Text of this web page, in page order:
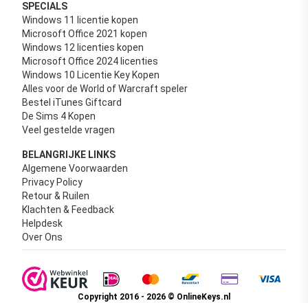
SPECIALS
Windows 11 licentie kopen
Microsoft Office 2021 kopen
Windows 12 licenties kopen
Microsoft Office 2024 licenties
Windows 10 Licentie Key Kopen
Alles voor de World of Warcraft speler
Bestel iTunes Giftcard
De Sims 4 Kopen
Veel gestelde vragen
BELANGRIJKE LINKS
Algemene Voorwaarden
Privacy Policy
Retour & Ruilen
Klachten & Feedback
Helpdesk
Over Ons
Copyright 2016 - 2026 © OnlineKeys.nl